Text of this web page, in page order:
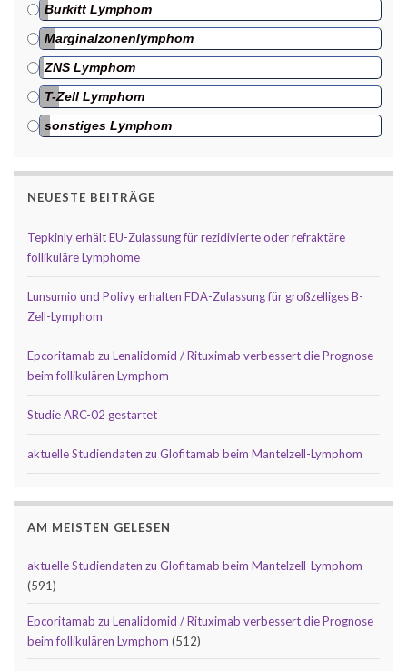
Burkitt Lymphom
Marginalzonenlymphom
ZNS Lymphom
T-Zell Lymphom
sonstiges Lymphom
NEUESTE BEITRÄGE
Tepkinly erhält EU-Zulassung für rezidivierte oder refraktäre
follikuläre Lymphome
Lunsumio und Polivy erhalten FDA-Zulassung für großzelliges B-
Zell-Lymphom
Epcoritamab zu Lenalidomid / Rituximab verbessert die Prognose
beim follikulären Lymphom
Studie ARC-02 gestartet
aktuelle Studiendaten zu Glofitamab beim Mantelzell-Lymphom
AM MEISTEN GELESEN
aktuelle Studiendaten zu Glofitamab beim Mantelzell-Lymphom
(591)
Epcoritamab zu Lenalidomid / Rituximab verbessert die Prognose
beim follikulären Lymphom (512)